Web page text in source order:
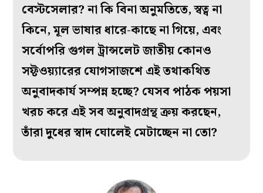
বেস্টসেলার? না কি বিনা অনুমতিতে, স্বত্ব না
কিনে, মূল ভাষার ধারে-কাছে না গিয়ে, এবং
সর্বোপরি গুগল ট্রান্সলেট জাতীয় কোনও
সফ্টওয়্যারের যোগসাজশে এই তথাকথিত
অনুবাদকার্য সম্পন্ন হচ্ছে? যেসব পাঠক পয়সা
খরচ করে এই সব অনুবাদগ্রন্থ ক্রয় করছেন,
তাঁরা দুধের স্বাদ ঘোলেই মেটাচ্ছেন না তো?